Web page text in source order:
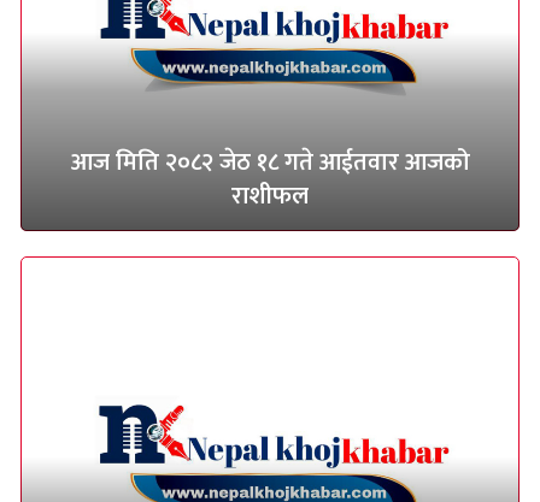
आज मिति २०८२ जेठ १८ गते आईतवार आजको
राशीफल